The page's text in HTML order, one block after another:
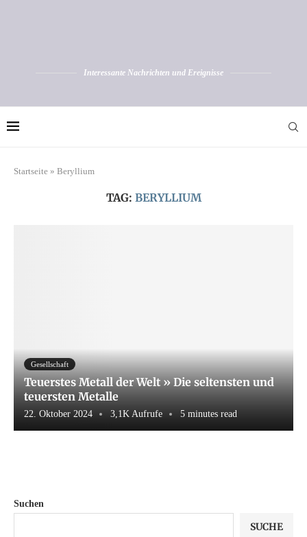
Interessante Nachrichten und Ereignisse
Startseite » Beryllium
TAG: BERYLLIUM
Gesellschaft
Teuerstes Metall der Welt » Die seltensten und
teuersten Metalle
22. Oktober 2024 3,1K Aufrufe 5 minutes read
Suchen
SUCHE